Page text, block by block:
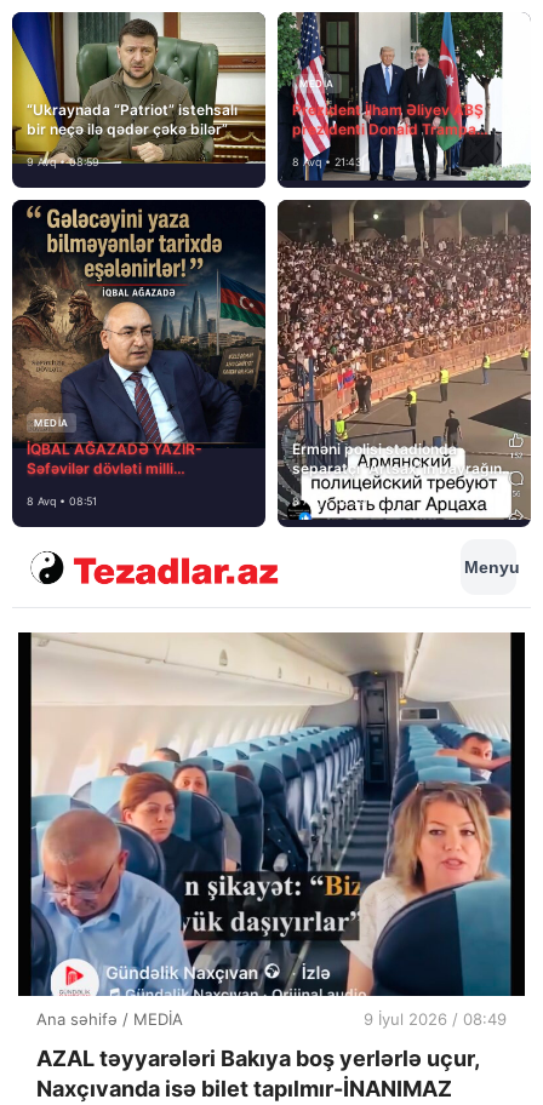
“Ukraynada “Patriot” istehsalı
bir neçə ilə qədər çəkə bilər”
9 Avq • 08:59
MEDİA
Prezident İlham Əliyev ABŞ
prezidenti Donald Trampa
məktubunda yazıb ki…
8 Avq • 21:43
MEDİA
İQBAL AĞAZADƏ YAZIR-
Səfəvilər dövləti milli
8 Avq • 08:51
Erməni polisi stadionda
separatçı “Artsax”ın bayrağını
müsadirə etdi və…
8 Avq • 08:39
Menyu
Ana səhifə / MEDİA 9 İyul 2026 / 08:49
AZAL təyyarələri Bakıya boş yerlərlə uçur,
Naxçıvanda isə bilet tapılmır-İNANIMAZ